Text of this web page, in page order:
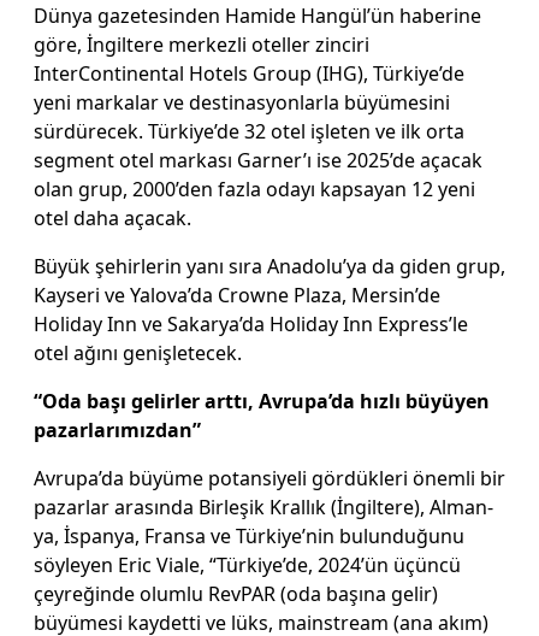
Dünya gazetesinden Hamide Hangül’ün haberine
göre, İngiltere merkezli oteller zinciri
InterContinen­tal Hotels Group (IHG), Türkiye’de
yeni markalar ve destinasyonlarla büyüme­sini
sürdürecek. Türkiye’de 32 otel işleten ve ilk orta
seg­ment otel markası Garner’ı ise 2025’de açacak
olan grup, 2000’den fazla odayı kap­sayan 12 yeni
otel daha aça­cak.
Büyük şehirlerin yanı sı­ra Anadolu’ya da giden grup,
Kayseri ve Yalova’da Crow­ne Plaza, Mersin’de
Holiday Inn ve Sakarya’da Holiday Inn Express’le
otel ağını ge­nişletecek.
“Oda başı gelirler arttı, Avrupa’da hızlı büyüyen
pazarlarımızdan”
Avrupa’da büyüme potan­siyeli gördükleri önemli bir
pazarlar arasında Birleşik Krallık (İngiltere), Alman­
ya, İspanya, Fransa ve Tür­kiye’nin bulunduğunu
söyle­yen Eric Viale, “Türkiye’de, 2024’ün üçüncü
çeyreğin­de olumlu RevPAR (oda ba­şına gelir)
büyümesi kaydet­ti ve lüks, mainstream (ana akım)